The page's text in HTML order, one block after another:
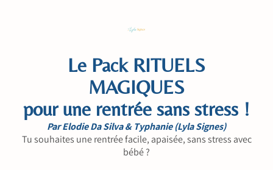
Le Pack RITUELS
MAGIQUES
pour une rentrée sans stress !
Par Elodie Da Silva & Typhanie (Lyla Signes)
Tu souhaites une rentrée facile, apaisée, sans stress avec
bébé ?